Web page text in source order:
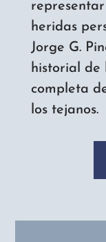
heridas
Jorge G.
historial
completa
los tejanos.